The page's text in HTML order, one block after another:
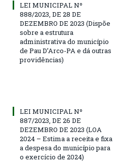
LEI MUNICIPAL Nº
888/2023, DE 28 DE
DEZEMBRO DE 2023 (Dispõe
sobre a estrutura
administrativa do município
de Pau D’Arco-PA e dá outras
providências)
LEI MUNICIPAL Nº
887/2023, DE 26 DE
DEZEMBRO DE 2023 (LOA
2024 – Estima a receita e fixa
a despesa do município para
o exercício de 2024)